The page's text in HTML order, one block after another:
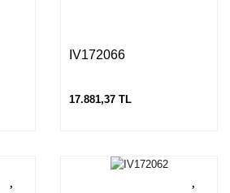
IV172066
17.881,37 TL